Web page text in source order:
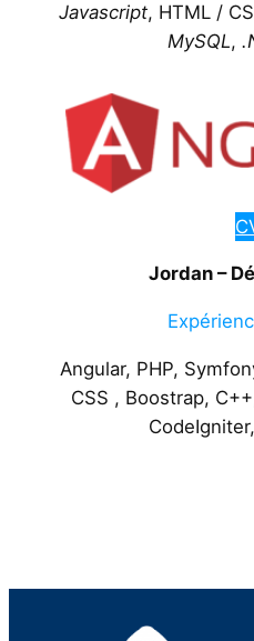
Javascript, HTML /
MySQL,
Jordan –
Angular, PHP,
CSS , Boostrap,